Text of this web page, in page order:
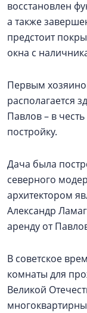
восстановлен
а также
предстоит
окна с
Первым
располагается
Павлов – в
постройку.
Дача была
северного
архитектором
Александр
аренду от
В советское
комнаты для
Великой